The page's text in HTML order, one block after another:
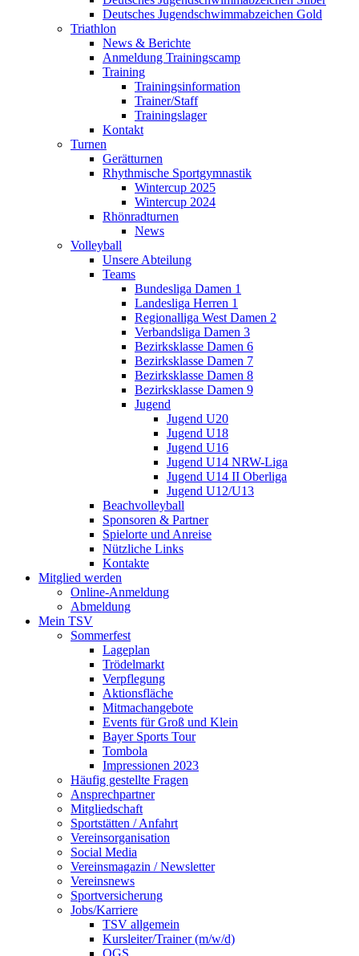
Deutsches Jugendschwimmabzeichen Gold
Triathlon
News & Berichte
Anmeldung Trainingscamp
Training
Trainingsinformation
Trainer/Staff
Trainingslager
Kontakt
Turnen
Gerätturnen
Rhythmische Sportgymnastik
Wintercup 2025
Wintercup 2024
Rhönradturnen
News
Volleyball
Unsere Abteilung
Teams
Bundesliga Damen 1
Landesliga Herren 1
Regionalliga West Damen 2
Verbandsliga Damen 3
Bezirksklasse Damen 6
Bezirksklasse Damen 7
Bezirksklasse Damen 8
Bezirksklasse Damen 9
Jugend
Jugend U20
Jugend U18
Jugend U16
Jugend U14 NRW-Liga
Jugend U14 II Oberliga
Jugend U12/U13
Beachvolleyball
Sponsoren & Partner
Spielorte und Anreise
Nützliche Links
Kontakte
Mitglied werden
Online-Anmeldung
Abmeldung
Mein TSV
Sommerfest
Lageplan
Trödelmarkt
Verpflegung
Aktionsfläche
Mitmachangebote
Events für Groß und Klein
Bayer Sports Tour
Tombola
Impressionen 2023
Häufig gestellte Fragen
Ansprechpartner
Mitgliedschaft
Sportstätten / Anfahrt
Vereinsorganisation
Social Media
Vereinsmagazin / Newsletter
Vereinsnews
Sportversicherung
Jobs/Karriere
TSV allgemein
Kursleiter/Trainer (m/w/d)
OGS